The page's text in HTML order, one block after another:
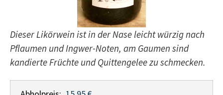
Dieser Likörwein ist in der Nase leicht würzig nach
Pflaumen und Ingwer-Noten, am Gaumen sind
kandierte Früchte und Quittengelee zu schmecken.